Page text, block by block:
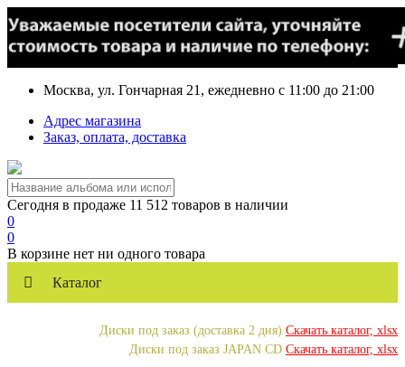
Москва, ул. Гончарная 21, ежедневно с 11:00 до 21:00
Адрес магазина
Заказ, оплата, доставка
Сегодня в продаже 11 512 товаров в наличии
0
0
В корзине нет ни одного товара
Каталог
Диски под заказ (доставка 2 дня) Скачать каталог, xlsx
Диски под заказ JAPAN CD Скачать каталог, xlsx